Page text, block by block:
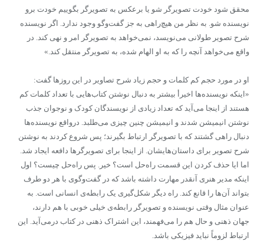
محقق شود خودت تصویرگر شو یا برعکس به تصویرگر بگوییم خودت برو
نویسنده شو. به نظر من هیچ‌راهی به جز گفت‌وگو وجود ندارد. اگر نویسنده
شرح تصویر طولانی می‌نویسد، نمی‌خواهد به تصویرگر امر و نهی کند. در
واقع می‌خواهد آنچه را که به او الهام شده، به تصویرگر منتقل کند.»
او در مورد حجم کم کلمات و حجم زیاد شرح تصاویر در این روزها گفت:
«اینکه نویسنده‌ها اخیرأ بیشتر به دنبال نوشتن کتاب‌هایی با تعداد کلمات کم
هستند از اینجا می‌آید که تعداد زیادی از نویسندگان کودک و نوجوان جذب
نوشتن انیمیشن شدند و انیمیشن چنین چیزی می‌طلبد. درواقع نویسنده‌ها
دنبال راهی گشتند که با تصویرگر ارتباط بگیرند؛ پس شروع کردند به نوشتن
شرح تصویر برای داستان‌هایشان. از اینجا برای تصویرگرها دافعه ایجاد شد.
اما ایا حذف کردن این قسمت راه‌حل است؟ خیر. پس راه‌حل چیست؟ اول
اینکه مدیر هنری آنقدر مهارت داشته باشد که در گفت‌وگوی با هر دو طرف
بتواند آن‌ها را قانع کند. راه دیگر شکل‌گیری یک رابطه‌ی انسانی است. به
عنوان مثال وقتی نویسنده و تصویرگر رابطه‌ی خیلی خوبی با هم دارند،
جهان ذهنی و حال هم را می‌فهمند، این اشتراک ذهنی در کتاب درمی‌آید. این
ارتباط لزوماً نباید فیزیکی باشد.